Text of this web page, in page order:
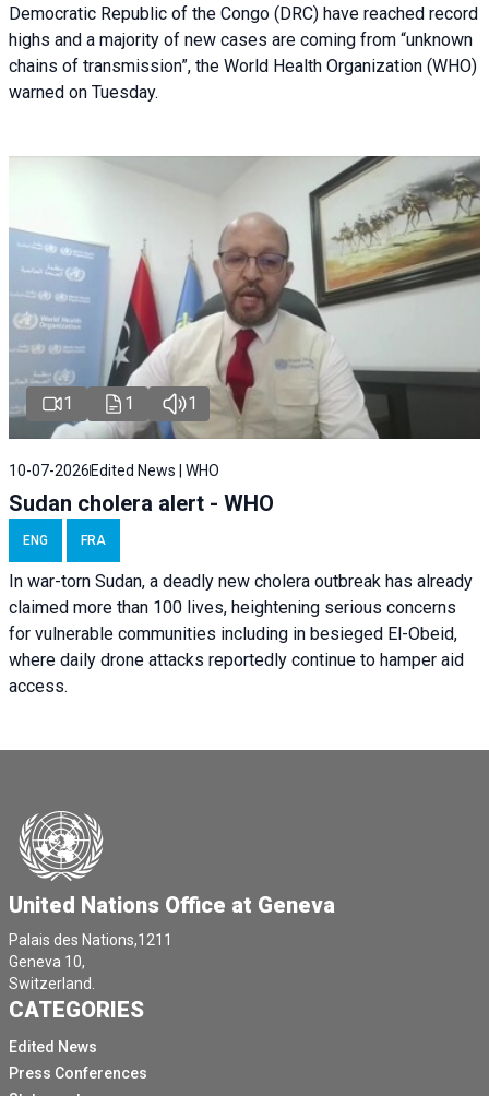
Democratic Republic of the Congo (DRC) have reached record
highs and a majority of new cases are coming from “unknown
chains of transmission”, the World Health Organization (WHO)
warned on Tuesday.
1 1 1
10-07-2026 Edited News | WHO
Sudan cholera alert - WHO
ENG FRA
In war-torn Sudan, a deadly new cholera outbreak has already
claimed more than 100 lives, heightening serious concerns
for vulnerable communities including in besieged El-Obeid,
where daily drone attacks reportedly continue to hamper aid
access.
United Nations Office at Geneva
Palais des Nations,1211
Geneva 10,
Switzerland.
CATEGORIES
Edited News
Press Conferences